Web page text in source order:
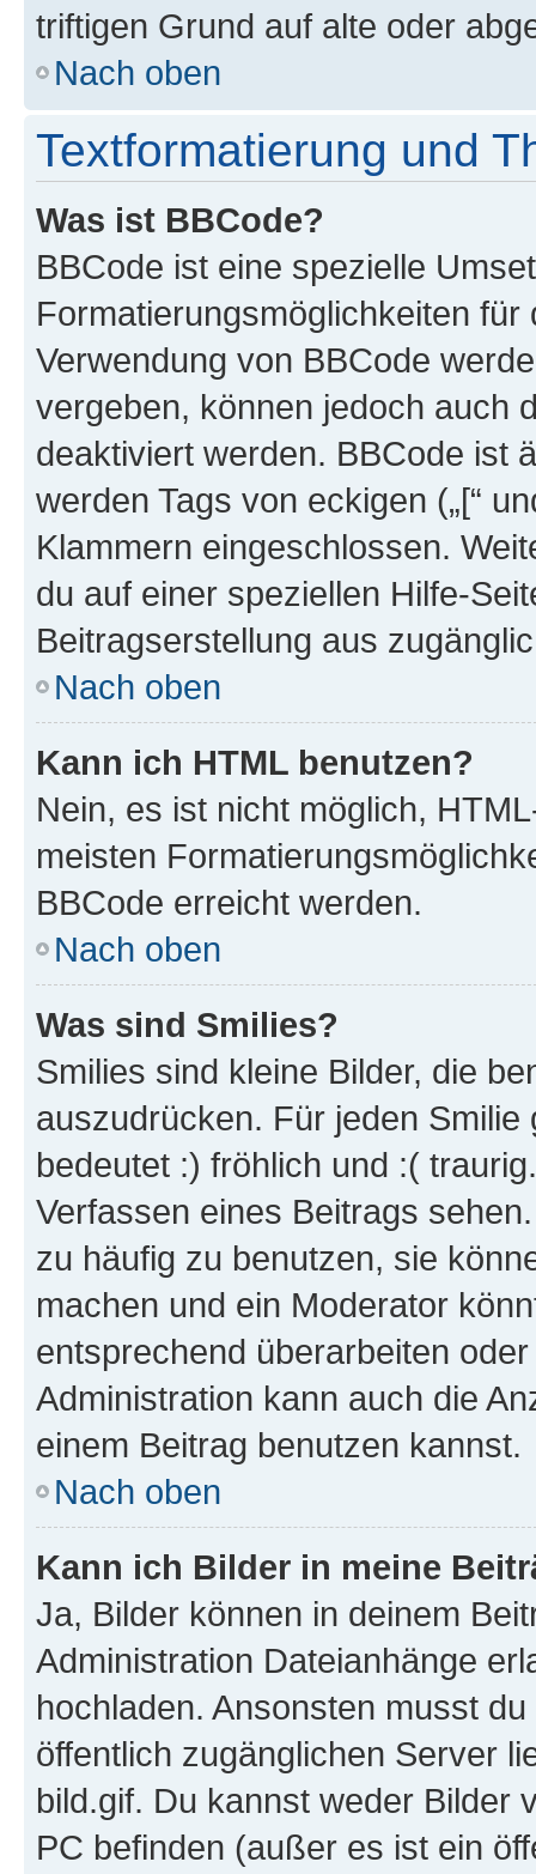
triftigen Grund auf alte oder
Nach oben
Textformatierung und
Was ist BBCode?
BBCode ist eine spezielle
Formatierungsmöglichkeiten
Verwendung von BBCode
vergeben, können jedoch auch
deaktiviert werden. BBCode ist
werden Tags von eckigen („[“
Klammern eingeschlossen.
du auf einer speziellen Hilfe-
Beitragserstellung aus
Nach oben
Kann ich HTML benutzen?
Nein, es ist nicht möglich,
meisten
BBCode erreicht werden.
Nach oben
Was sind Smilies?
Smilies sind kleine Bilder, die
auszudrücken. Für jeden
bedeutet :) fröhlich und :(
Verfassen eines Beitrags
zu häufig zu benutzen, sie
machen und ein Moderator
entsprechend überarbeiten
Administration kann auch die
einem Beitrag benutzen kannst.
Nach oben
Kann ich Bilder in meine
Ja, Bilder können in deinem
Administration Dateianhänge
hochladen. Ansonsten musst
öffentlich zugänglichen Server
bild.gif. Du kannst weder Bilder
PC befinden (außer es ist ein